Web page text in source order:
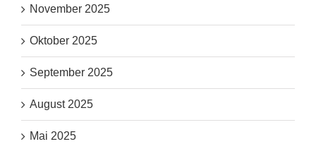
November 2025
Oktober 2025
September 2025
August 2025
Mai 2025